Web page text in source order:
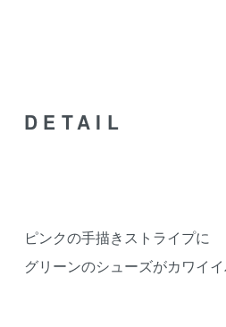
DETAIL
ピンクの手描きストライプに
グリーンのシューズがカワイ